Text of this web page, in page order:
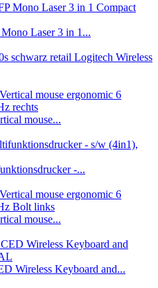
Laser 3 in 1...
Logitech Wireless
mouse...
-...
mouse...
Wireless Keyboard and...